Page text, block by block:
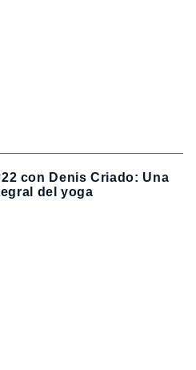
con Denis Criado: Una
del yoga